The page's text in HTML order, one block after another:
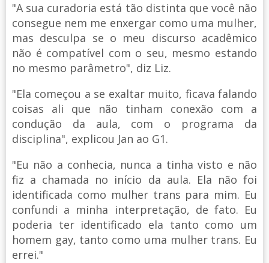
"A sua curadoria está tão distinta que você não
consegue nem me enxergar como uma mulher,
mas desculpa se o meu discurso acadêmico
não é compatível com o seu, mesmo estando
no mesmo parâmetro", diz Liz.
"Ela começou a se exaltar muito, ficava falando
coisas ali que não tinham conexão com a
condução da aula, com o programa da
disciplina", explicou Jan ao G1.
"Eu não a conhecia, nunca a tinha visto e não
fiz a chamada no início da aula. Ela não foi
identificada como mulher trans para mim. Eu
confundi a minha interpretação, de fato. Eu
poderia ter identificado ela tanto como um
homem gay, tanto como uma mulher trans. Eu
errei."